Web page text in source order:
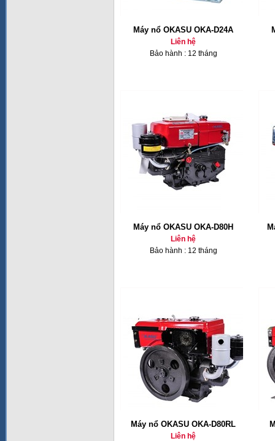
Máy nổ OKASU OKA-D24A
Liên hệ
Bảo hành : 12 tháng
Máy nổ OKASU OKA-D80H
Liên hệ
Bảo hành : 12 tháng
Máy nổ OKASU OKA-D80RL
Liên hệ